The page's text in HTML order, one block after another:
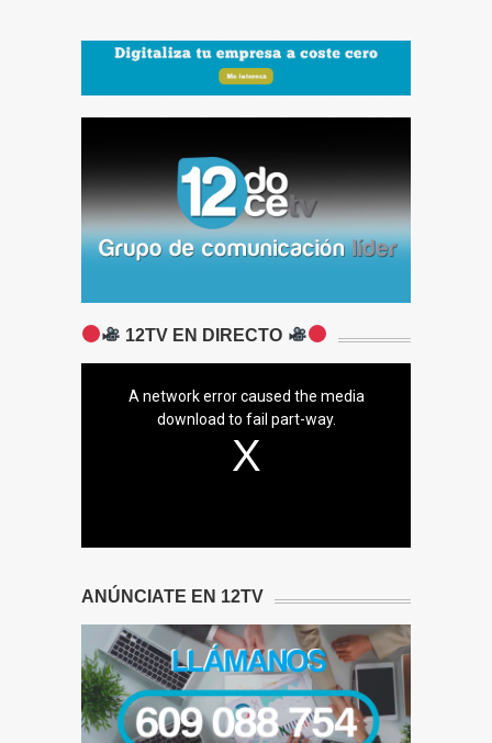
12TV EN DIRECTO
A network error caused the media
download to fail part-way.
ANÚNCIATE EN 12TV